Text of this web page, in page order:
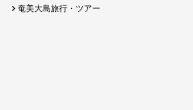
奄美大島旅行・ツアー